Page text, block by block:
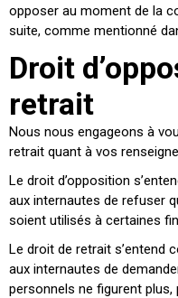
opposer au moment de la
suite, comme mentionné
Droit
retrait
Nous nous engageons à
retrait quant à vos
Le droit d’opposition
aux internautes de refuser
soient utilisés à certaines
Le droit de retrait s’entend
aux internautes de
personnels ne figurent plus,